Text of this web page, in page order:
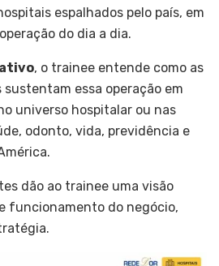
espalhados pelo país, em
do dia a dia.
, o trainee entende como as
essa operação em
universo hospitalar ou nas
odonto, vida, previdência e
dão ao trainee uma visão
funcionamento do negócio,